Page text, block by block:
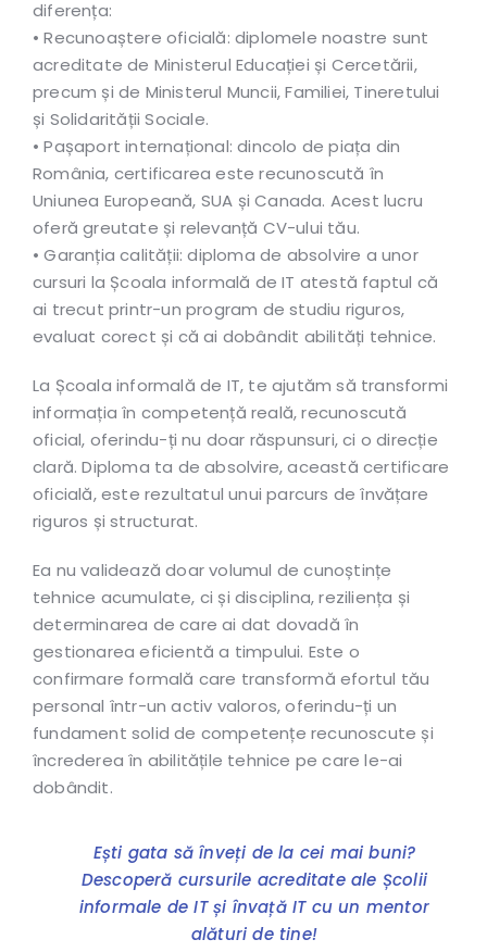
diferența:
• Recunoaștere oficială: diplomele noastre sunt
acreditate de Ministerul Educației și Cercetării,
precum și de Ministerul Muncii, Familiei, Tineretului
și Solidarității Sociale.
• Pașaport internațional: dincolo de piața din
România, certificarea este recunoscută în
Uniunea Europeană, SUA și Canada. Acest lucru
oferă greutate și relevanță CV-ului tău.
• Garanția calității: diploma de absolvire a unor
cursuri la Școala informală de IT atestă faptul că
ai trecut printr-un program de studiu riguros,
evaluat corect și că ai dobândit abilități tehnice.
La Școala informală de IT, te ajutăm să transformi
informația în competență reală, recunoscută
oficial, oferindu-ți nu doar răspunsuri, ci o direcție
clară. Diploma ta de absolvire, această certificare
oficială, este rezultatul unui parcurs de învățare
riguros și structurat.
Ea nu validează doar volumul de cunoștințe
tehnice acumulate, ci și disciplina, reziliența și
determinarea de care ai dat dovadă în
gestionarea eficientă a timpului. Este o
confirmare formală care transformă efortul tău
personal într-un activ valoros, oferindu-ți un
fundament solid de competențe recunoscute și
încrederea în abilitățile tehnice pe care le-ai
dobândit.
Ești gata să înveți de la cei mai buni?
Descoperă cursurile acreditate ale Școlii
informale de IT și învață IT cu un mentor
alături de tine!